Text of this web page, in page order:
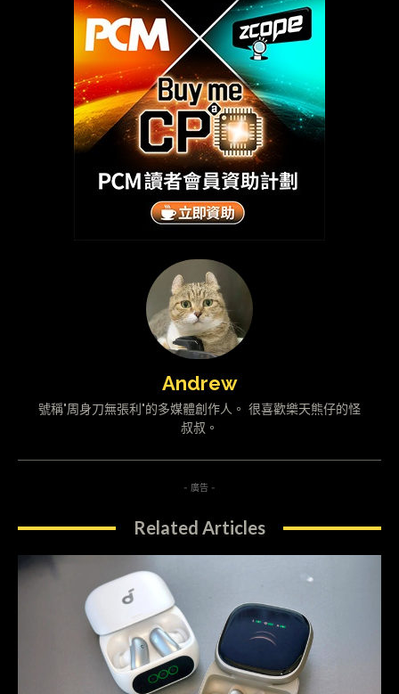
Andrew
號稱"周身刀無張利"的多媒體創作人。 很喜歡樂天熊仔的怪
叔叔。
- 廣告 -
Related Articles